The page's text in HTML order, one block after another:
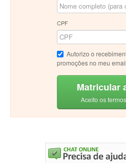
CPF
Autorizo o
promoções no meu
Matricular
Aceito os